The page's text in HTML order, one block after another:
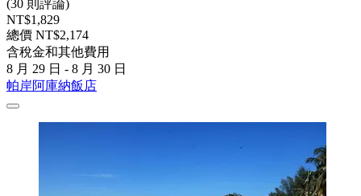
(30 則評論)
NT$1,829
總價 NT$2,174
含稅金和其他費用
8 月 29 日 - 8 月 30 日
帕岸阿庫納飯店